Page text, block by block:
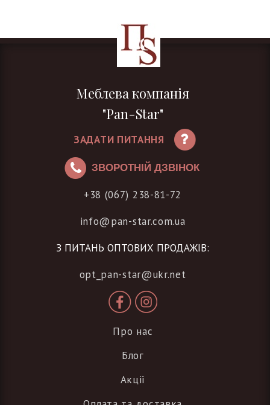
Меблева компанія
"Pan-Star"
ЗАДАТИ ПИТАННЯ
ЗВОРОТНІЙ ДЗВІНОК
+38 (067) 238-81-72
info@pan-star.com.ua
З ПИТАНЬ ОПТОВИХ ПРОДАЖІВ:
opt_pan-star@ukr.net
Про нас
Блог
Акції